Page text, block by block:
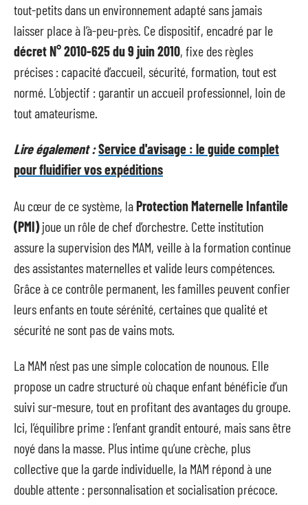
tout-petits dans un environnement adapté sans jamais
laisser place à l’à-peu-près. Ce dispositif, encadré par le
décret N° 2010-625 du 9 juin 2010, fixe des règles
précises : capacité d’accueil, sécurité, formation, tout est
normé. L’objectif : garantir un accueil professionnel, loin de
tout amateurisme.
Lire également :Service d'avisage : le guide complet
pour fluidifier vos expéditions
Au cœur de ce système, laProtection Maternelle Infantile
(PMI)joue un rôle de chef d’orchestre. Cette institution
assure la supervision des MAM, veille à la formation continue
des assistantes maternelles et valide leurs compétences.
Grâce à ce contrôle permanent, les familles peuvent confier
leurs enfants en toute sérénité, certaines que qualité et
sécurité ne sont pas de vains mots.
La MAM n’est pas une simple colocation de nounous. Elle
propose un cadre structuré où chaque enfant bénéficie d’un
suivi sur-mesure, tout en profitant des avantages du groupe.
Ici, l’équilibre prime : l’enfant grandit entouré, mais sans être
noyé dans la masse. Plus intime qu’une crèche, plus
collective que la garde individuelle, la MAM répond à une
double attente : personnalisation et socialisation précoce.